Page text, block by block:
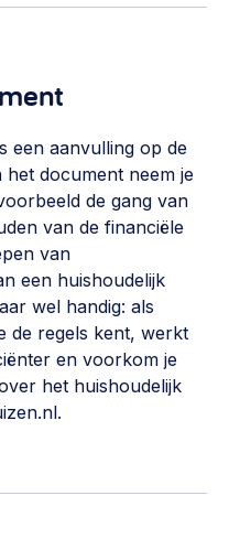
SDG >
lokale democratie >
impact >
een aanvulling op de
document neem je
de gang van
van de financiële
van
een huishoudelijk
wel handig: als
de regels kent, werkt
en voorkom je
het huishoudelijk